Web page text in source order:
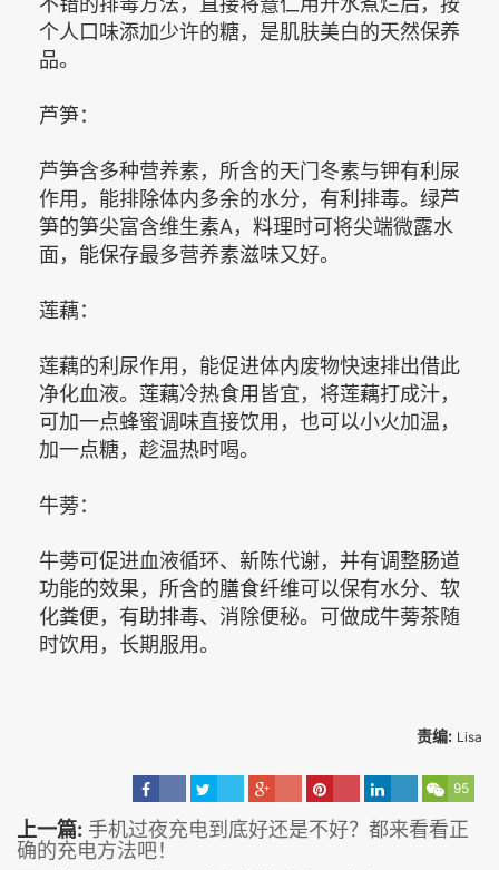
个人口味添加少许的糖，是肌肤美白的天然保养
品。
芦笋：
芦笋含多种营养素，所含的天门冬素与钾有利尿
作用，能排除体内多余的水分，有利排毒。绿芦
笋的笋尖富含维生素A，料理时可将尖端微露水
面，能保存最多营养素滋味又好。
莲藕：
莲藕的利尿作用，能促进体内废物快速排出借此
净化血液。莲藕冷热食用皆宜，将莲藕打成汁，
可加一点蜂蜜调味直接饮用，也可以小火加温，
加一点糖，趁温热时喝。
牛蒡：
牛蒡可促进血液循环、新陈代谢，并有调整肠道
功能的效果，所含的膳食纤维可以保有水分、软
化粪便，有助排毒、消除便秘。可做成牛蒡茶随
时饮用，长期服用。
责编: Lisa
95
上一篇: 手机过夜充电到底好还是不好？都来看看正
确的充电方法吧！